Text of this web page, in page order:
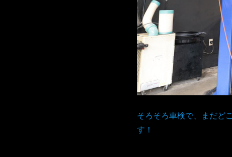
そろそろ車検で、まだど
す！